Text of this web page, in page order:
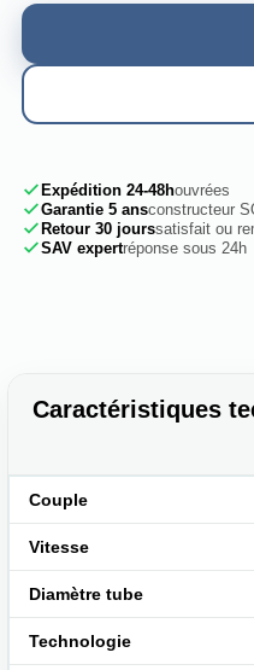
Expédition 24-48houvrées
Garantie 5 ansconstructeur
Retour 30 jourssatisfait ou
SAV expertréponse sous 24h
Caractéristiques
Couple
Vitesse
Diamètre tube
Technologie